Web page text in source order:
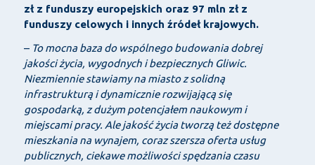
zł z funduszy europejskich oraz 97 mln zł z
funduszy celowych i innych źródeł krajowych.
– To mocna baza do wspólnego budowania dobrej
jakości życia, wygodnych i bezpiecznych Gliwic.
Niezmiennie stawiamy na miasto z solidną
infrastrukturą i dynamicznie rozwijającą się
gospodarką, z dużym potencjałem naukowym i
miejscami pracy. Ale jakość życia tworzą też dostępne
mieszkania na wynajem, coraz szersza oferta usług
publicznych, ciekawe możliwości spędzania czasu